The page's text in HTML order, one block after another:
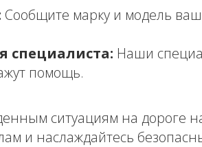
Сообщите марку и модель
специалиста: Наши
помощь.
ситуациям на дороге
и наслаждайтесь